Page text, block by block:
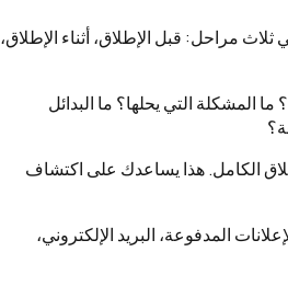
مراحل: قبل الإطلاق، أثناء الإطلاق،
التي يحلها؟ ما البدائل
الكامل. هذا يساعدك على اكتشاف
المدفوعة، البريد الإلكتروني،